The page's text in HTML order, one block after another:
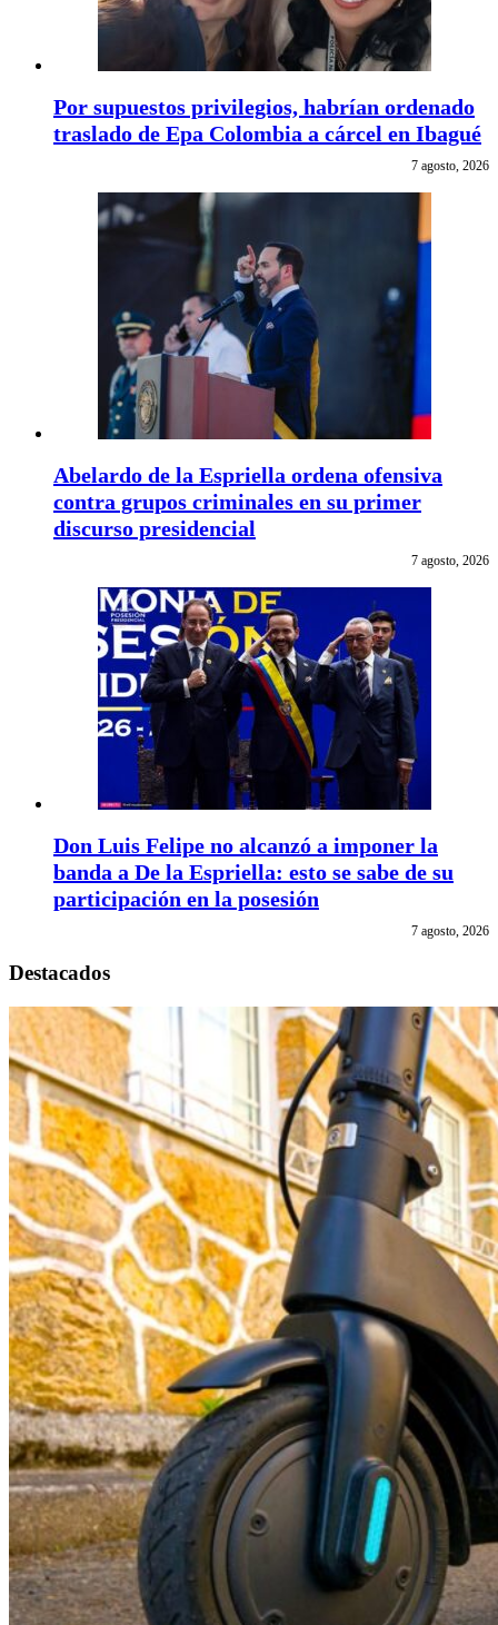
Por supuestos privilegios, habrían ordenado
traslado de Epa Colombia a cárcel en Ibagué
7 agosto, 2026
Abelardo de la Espriella ordena ofensiva
contra grupos criminales en su primer
discurso presidencial
7 agosto, 2026
Don Luis Felipe no alcanzó a imponer la
banda a De la Espriella: esto se sabe de su
participación en la posesión
7 agosto, 2026
Destacados